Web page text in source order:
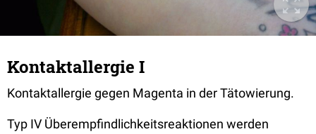
Kontaktallergie I
Kontaktallergie gegen Magenta in der Tätowierung.
Typ IV Überempfindlichkeitsreaktionen werden